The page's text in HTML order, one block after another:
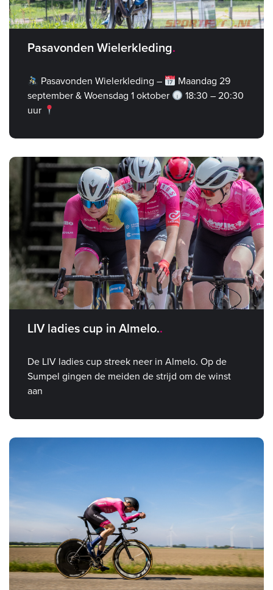
Pasavonden Wielerkleding
Pasavonden Wielerkleding –
Maandag 29
september & Woensdag 1 oktober
18:30 – 20:30
uur
LIV ladies cup in Almelo.
De LIV ladies cup streek neer in Almelo. Op de
Sumpel gingen de meiden de strijd om de winst
aan